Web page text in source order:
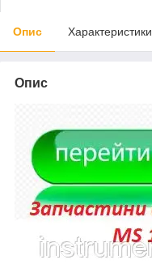
Опис Характеристики
Опис